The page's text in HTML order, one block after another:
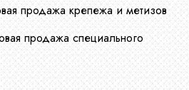
продажа крепежа и метизов
продажа специального